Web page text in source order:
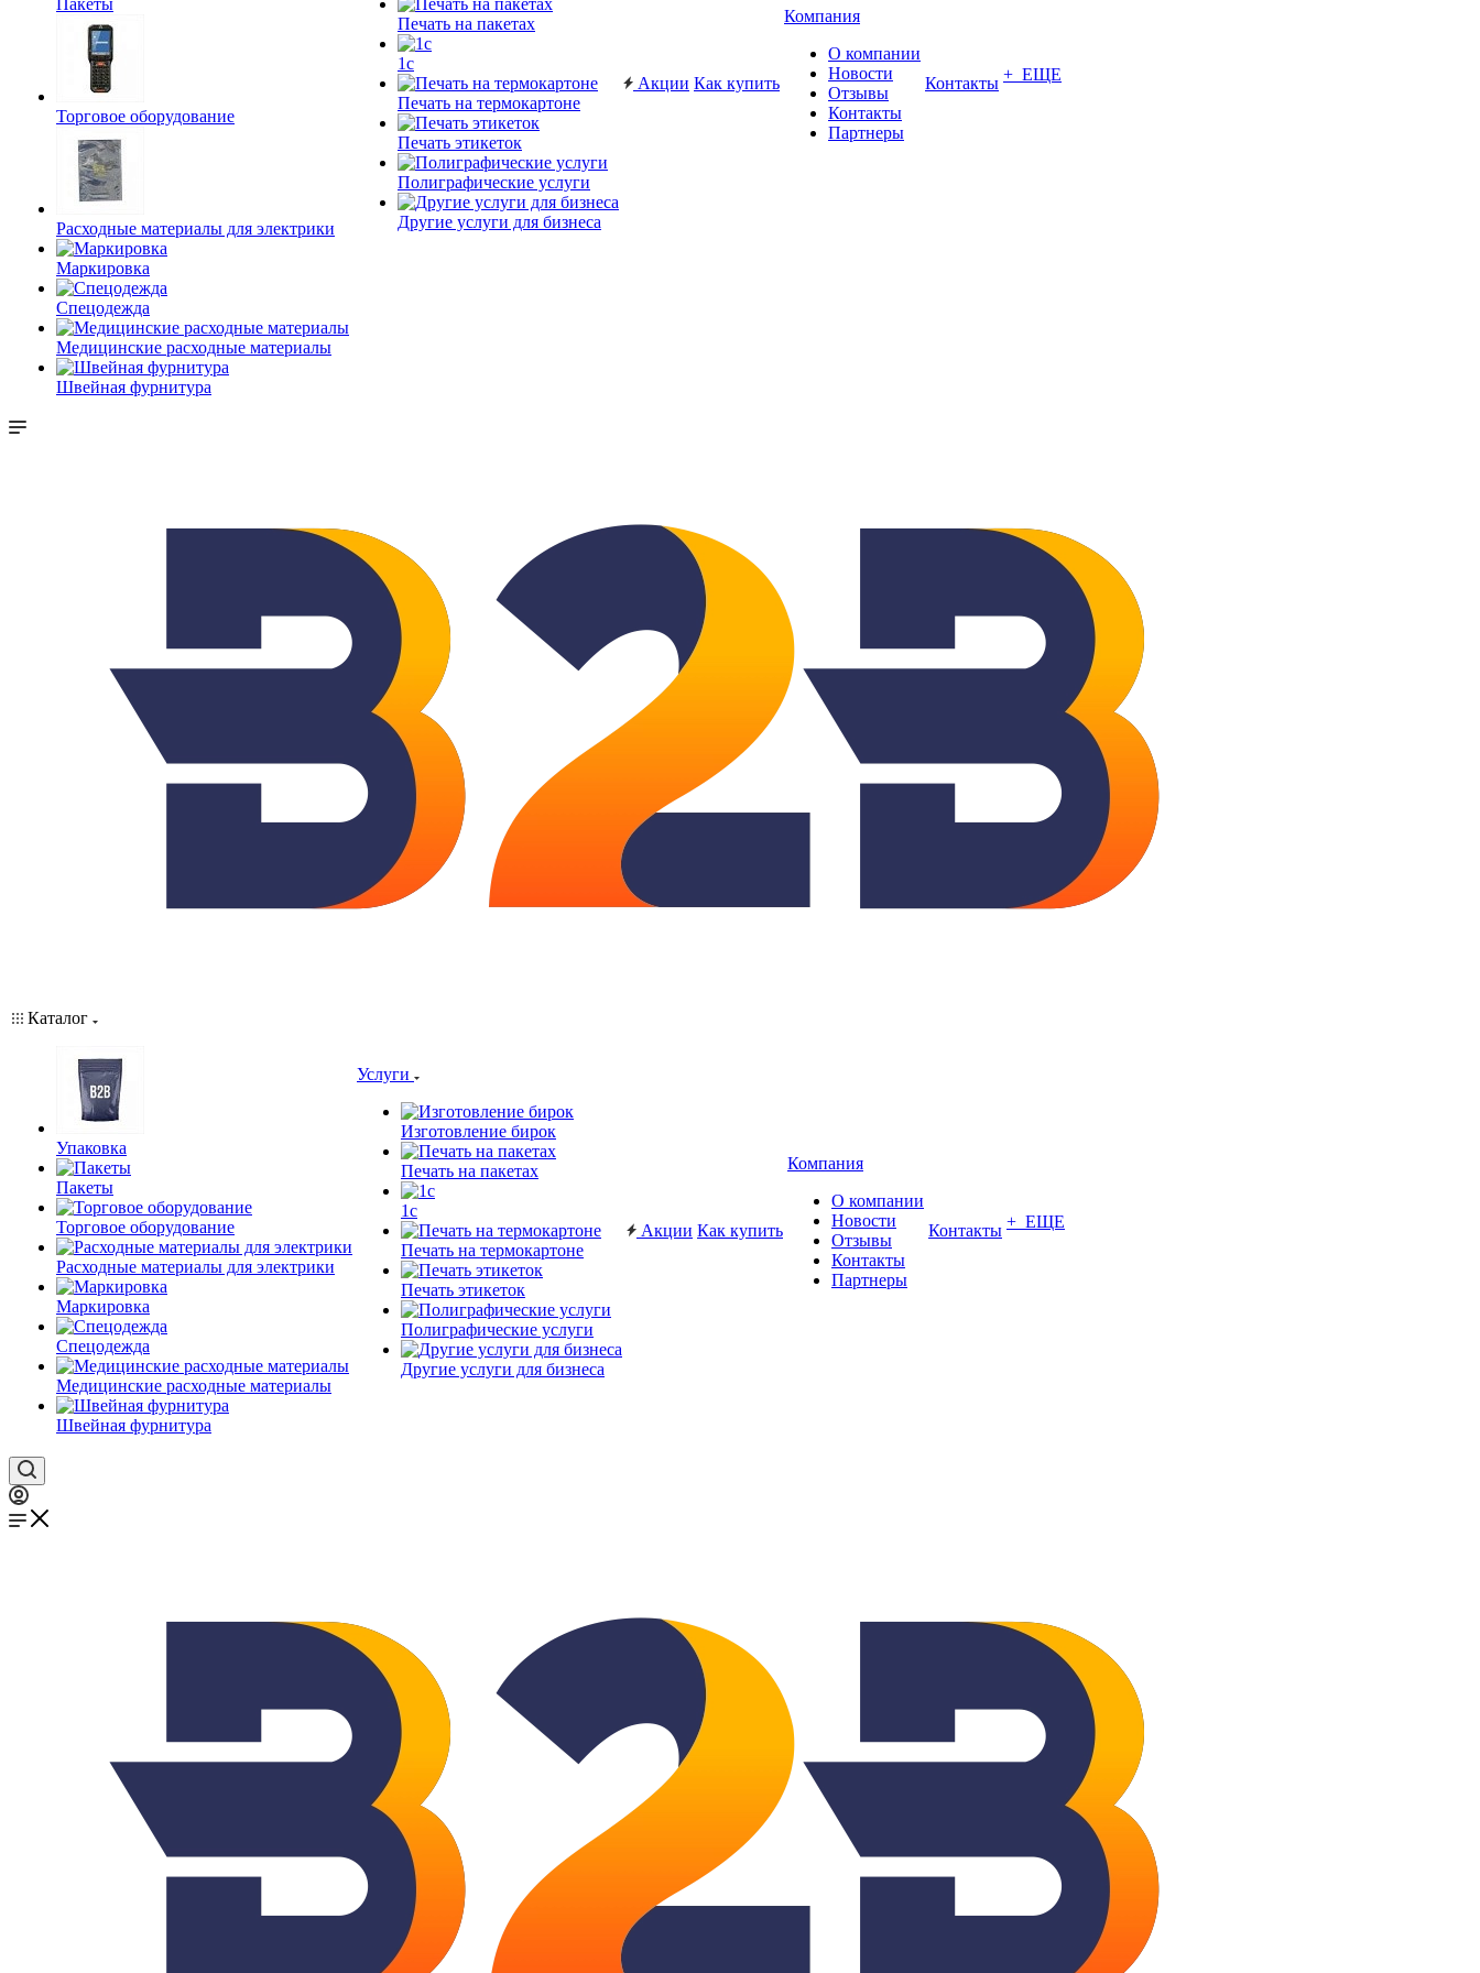
Пакеты
Торговое оборудование
Расходные материалы для электрики
Маркировка
Спецодежда
Медицинские расходные материалы
Швейная фурнитура
Печать на пакетах
1c
Печать на термокартоне
Печать этикеток
Полиграфические услуги
Другие услуги для бизнеса
Акции Как купить
Компания
О компании
Новости
Отзывы
Контакты
Партнеры
Контакты + ЕЩЕ
Каталог
Упаковка
Пакеты
Торговое оборудование
Расходные материалы для электрики
Маркировка
Спецодежда
Медицинские расходные материалы
Швейная фурнитура
Услуги
Изготовление бирок
Печать на пакетах
1c
Печать на термокартоне
Печать этикеток
Полиграфические услуги
Другие услуги для бизнеса
Акции Как купить
Компания
О компании
Новости
Отзывы
Контакты
Партнеры
Контакты + ЕЩЕ